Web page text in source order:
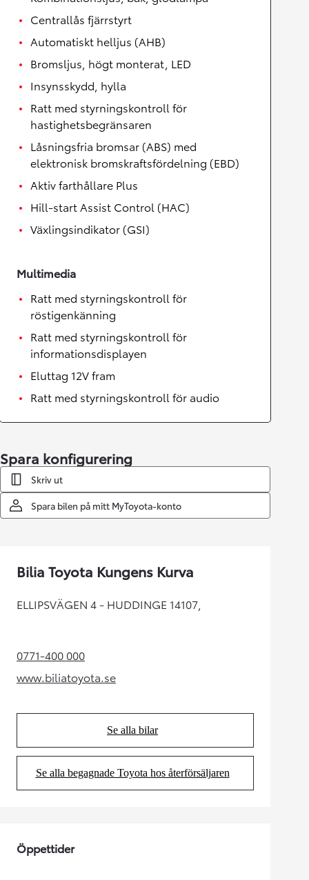
Centrallås fjärrstyrt
Automatiskt helljus (AHB)
Bromsljus, högt monterat, LED
Insynsskydd, hylla
Ratt med styrningskontroll för
hastighetsbegränsaren
Låsningsfria bromsar (ABS) med
elektronisk bromskraftsfördelning (EBD)
Aktiv farthållare Plus
Hill-start Assist Control (HAC)
Växlingsindikator (GSI)
Multimedia
Ratt med styrningskontroll för
röstigenkänning
Ratt med styrningskontroll för
informationsdisplayen
Eluttag 12V fram
Ratt med styrningskontroll för audio
Spara konfigurering
Skriv ut
Spara bilen på mitt MyToyota-konto
Bilia Toyota Kungens Kurva
ELLIPSVÄGEN 4 - HUDDINGE 14107,
0771-400 000(Opens in new tab)
www.biliatoyota.se
(Opens in new tab)
Se alla bilar
(Opens in new tab)
Se alla begagnade Toyota hos återförsäljaren
(Opens in new tab)
Öppettider